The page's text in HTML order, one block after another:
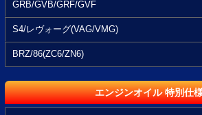
GRB/GVB/GRF/GVF
S4/レヴォーグ(VAG/VMG)
BRZ/86(ZC6/ZN6)
エンジンオイル 特別仕